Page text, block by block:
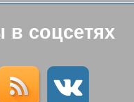
в соцсетях